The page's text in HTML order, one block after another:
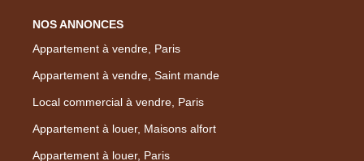
NOS ANNONCES
Appartement à vendre, Paris
Appartement à vendre, Saint mande
Local commercial à vendre, Paris
Appartement à louer, Maisons alfort
Appartement à louer, Paris